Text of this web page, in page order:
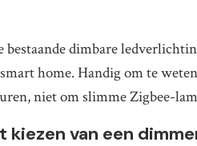
bestaande dimbare
home. Handig om te
niet om slimme Zigbee-
kiezen van een